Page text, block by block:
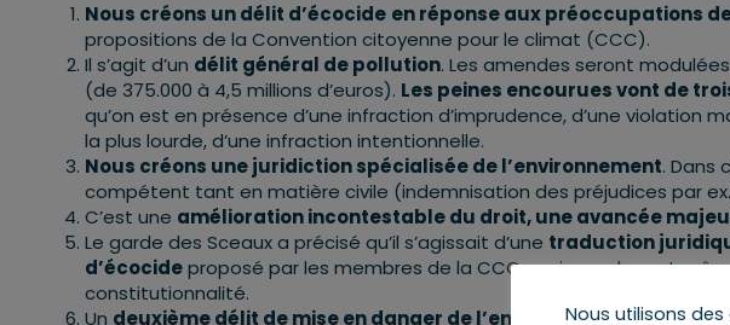
Nous créons un délit d’écocide en réponse aux préoccupations
propositions de la Convention citoyenne pour le climat (CCC).
Il s’agit d’un délit général de pollution. Les amendes seront
(de 375.000 à 4,5 millions d’euros). Les peines encourues vont de
qu’on est en présence d’une infraction d’imprudence, d’une violation
la plus lourde, d’une infraction intentionnelle.
Nous créons une juridiction spécialisée de l’environnement. Dans
compétent tant en matière civile (indemnisation des préjudices par
C’est une amélioration incontestable du droit, une avancée
Le garde des Sceaux a précisé qu’il s’agissait d’une traduction
d’écocideproposé par les membres de la CCC, mais que le mot
constitutionnalité.
Un deuxième délit de mise en danger de l’environnementdevrait
Nous utilisons